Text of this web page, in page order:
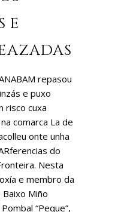
E
repasou
e puxo
risco cuxa
comarca La de
onte unha
do
Nesta
e membro da
Miño
“Peque”,